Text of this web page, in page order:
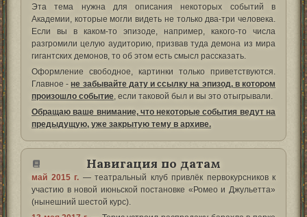
Эта тема нужна для описания некоторых событий в
Академии, которые могли видеть не только два-три человека.
Если вы в каком-то эпизоде, например, какого-то числа
разгромили целую аудиторию, призвав туда демона из мира
гигантских демонов, то об этом есть смысл рассказать.
Оформление свободное, картинки только приветствуются.
Главное - не забывайте дату и ссылку на эпизод, в котором
произошло событие, если таковой был и вы это отыгрывали.
Обращаю ваше внимание, что некоторые события ведут на
предыдущую, уже закрытую тему в архиве.
Навигация по датам
май 2015 г. — театральный клуб привлёк первокурсников к
участию в новой июньской постановке «Ромео и Джульетта»
(нынешний шестой курс).